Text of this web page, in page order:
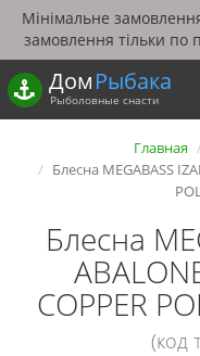
Мінімальне
замовлення тільки по
ДомРыбака
Рыболовные снасти
Главная
Блесна MEGABASS
Блесна
COPPER
(код